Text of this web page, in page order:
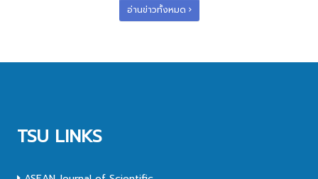
อ่านข่าวทั้งหมด
TSU LINKS